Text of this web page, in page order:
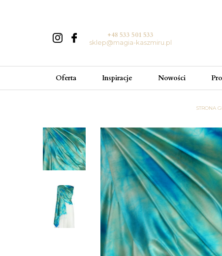
+48 533 501 533
sklep@magia-kaszmiru.pl
Oferta Inspiracje Nowości
STRONA